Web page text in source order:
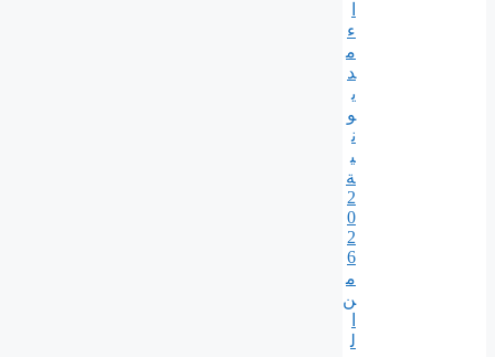
ء
م
د
ي
و
ن
ي
ة
2
0
2
6
م
ن
ل